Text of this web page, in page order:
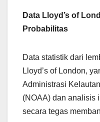
Data Lloyd’s of
Probabilitas
Data statistik dari
Lloyd’s of London,
Administrasi
(NOAA) dan analisis
secara tegas